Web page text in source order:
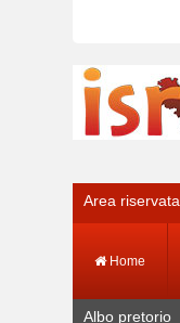
Area riservata
Home
Albo pretorio